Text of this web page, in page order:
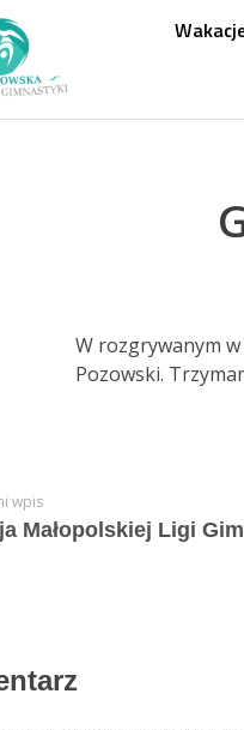
W rozgrywanym w
Pozowski.
wpis
Małopolskiej Ligi